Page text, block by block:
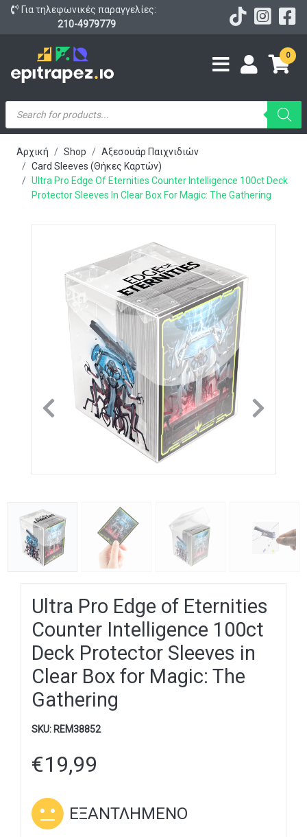
Για τηλεφωνικές παραγγελίες:
210-4979779
0
Products
search
Αρχική Shop
Αξεσουάρ Παιχνιδιών
Card Sleeves (Θήκες Καρτών)
Ultra Pro Edge Of Eternities Counter Intelligence 100ct Deck
Protector Sleeves In Clear Box For Magic: The Gathering
Previous Next
Ultra Pro Edge of Eternities
Counter Intelligence 100ct
Deck Protector Sleeves in
Clear Box for Magic: The
Gathering
SKU: REM38852
€19,99
ΕΞΑΝΤΛΗΜΈΝΟ